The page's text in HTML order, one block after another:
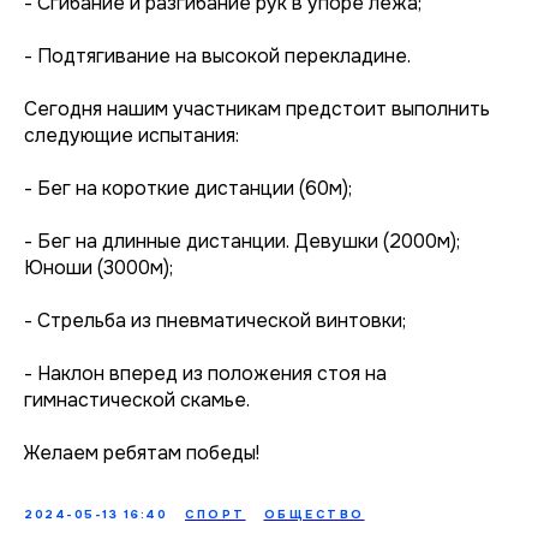
- Подтягивание на высокой перекладине.
Сегодня нашим участникам предстоит выполнить
следующие испытания:
- Бег на короткие дистанции (60м);
- Бег на длинные дистанции. Девушки (2000м);
Юноши (3000м);
- Стрельба из пневматической винтовки;
- Наклон вперед из положения стоя на
гимнастической скамье.
Желаем ребятам победы!
2024-05-13 16:40 СПОРТ ОБЩЕСТВО